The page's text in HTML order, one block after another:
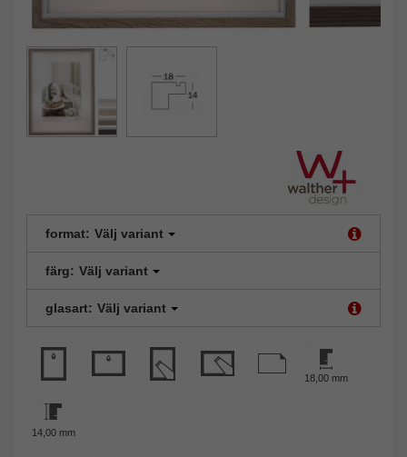
format: Välj variant
färg: Välj variant
glasart: Välj variant
18,00 mm
14,00 mm